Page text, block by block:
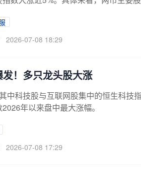
约2.58万亿元。A股市场近3800股飘
齐锂业、融捷股份等跌停，赣锋锂
2026-07-08 18:29
！多只龙头股大涨
中科技股与互联网股集中的恒生科技
年以来盘中最大涨幅。
2026-07-08 17:29